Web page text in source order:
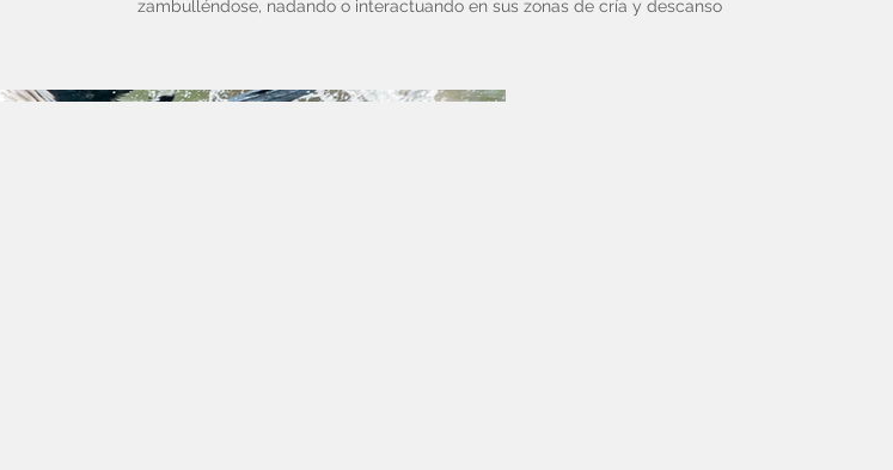
zambulléndose, nadando o interactuando en sus zonas de cría y descanso